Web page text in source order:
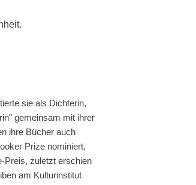
sie als Dichterin,
gemeinsam mit ihrer
ihre Bücher auch
Prize nominiert,
Preis, zuletzt erschien
am Kulturinstitut